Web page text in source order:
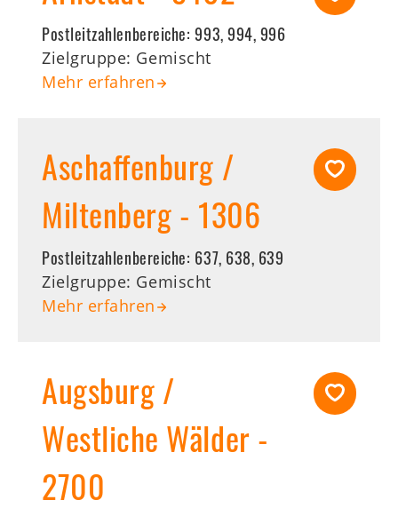
Postleitzahlenbereiche: 993, 994, 996
Zielgruppe: Gemischt
Mehr erfahren
Aschaffenburg /
Miltenberg - 1306
Postleitzahlenbereiche: 637, 638, 639
Zielgruppe: Gemischt
Mehr erfahren
Augsburg /
Westliche Wälder -
2700